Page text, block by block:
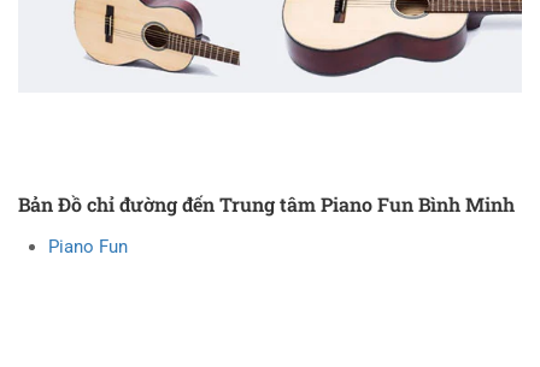
Bản Đồ chỉ đường đến Trung tâm Piano Fun Bình Minh
Piano Fun